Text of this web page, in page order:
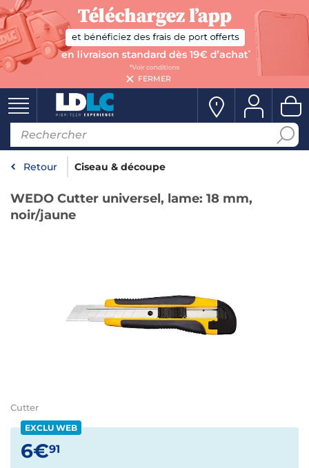
FERMER
Retour Ciseau & découpe
WEDO Cutter universel, lame: 18 mm,
noir/jaune
Cutter
EXCLU WEB
6€91